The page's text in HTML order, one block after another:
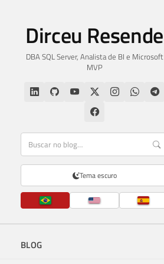
Dirceu Resende
DBA SQL Server, Analista de BI e Microsoft
MVP
Tema escuro
BLOG